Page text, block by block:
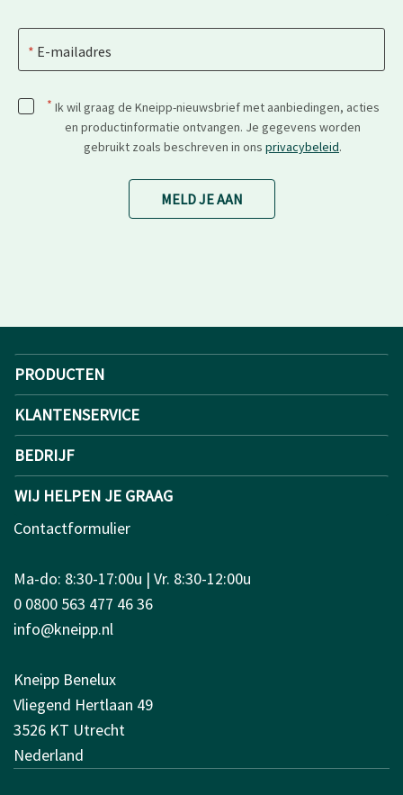
E-mailadres
* Ik wil graag de Kneipp-nieuwsbrief met aanbiedingen, acties
en productinformatie ontvangen. Je gegevens worden
gebruikt zoals beschreven in ons privacybeleid.
MELD JE AAN
PRODUCTEN
KLANTENSERVICE
BEDRIJF
WIJ HELPEN JE GRAAG
Contactformulier
Ma-do: 8:30-17:00u | Vr. 8:30-12:00u
0 0800 563 477 46 36
info@kneipp.nl
Kneipp Benelux
Vliegend Hertlaan 49
3526 KT Utrecht
Nederland